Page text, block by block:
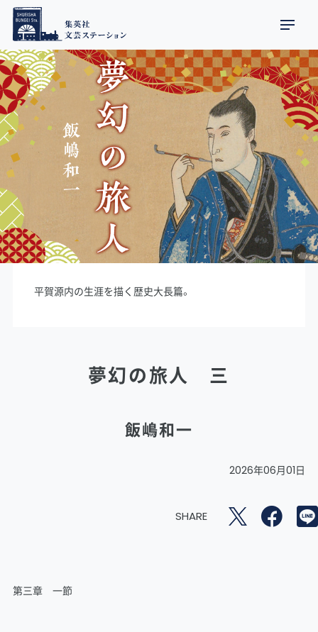
平賀源内の生涯を描く歴史大長篇。
夢幻の旅人 三
飯嶋和一
2026年06月01日
SHARE
第三章 一節